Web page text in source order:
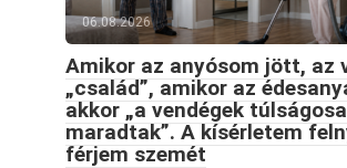
06.08.2026
Amikor az anyósom jött, az
„család”, amikor az
akkor „a vendégek
maradtak”. A kísérletem
férjem szemét